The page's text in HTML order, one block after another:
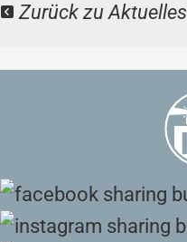
Zurück zu Aktuelles